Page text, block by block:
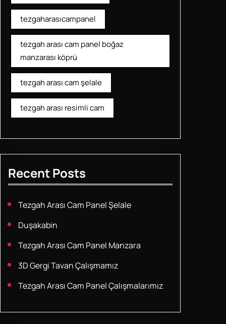
tezgaharasıcampanel
tezgah arası cam panel boğaz
manzarası köprü
tezgah arası cam şelale
tezgah arası resimli cam
Recent Posts
Tezgah Arası Cam Panel Şelale
Duşakabin
Tezgah Arası Cam Panel Manzara
3D Gergi Tavan Çalışmamız
Tezgah Arası Cam Panel Çalışmalarımız